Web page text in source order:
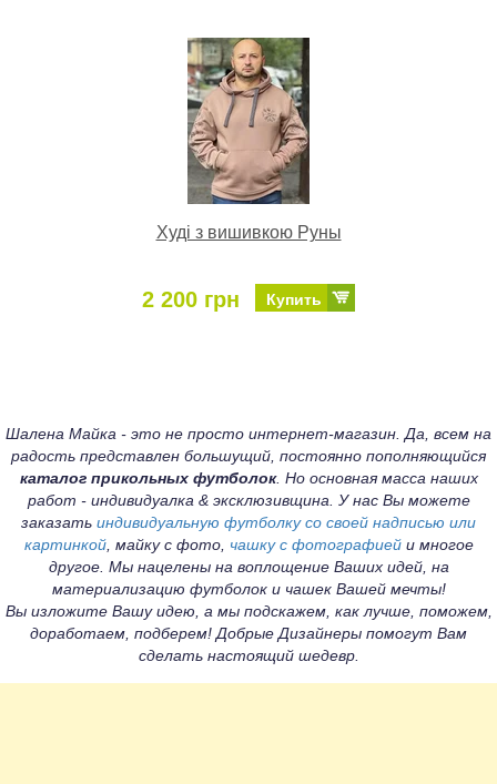
Худі з вишивкою Руны
2 200 грн Купить
Шалена Майка - это не просто интернет-магазин. Да, всем на
радость представлен большущий, постоянно пополняющийся
каталог прикольных футболок. Но основная масса наших
работ - индивидуалка & эксклюзивщина. У нас Вы можете
заказать индивидуальную футболку со своей надписью или
картинкой, майку с фото, чашку с фотографиейи многое
другое. Мы нацелены на воплощение Ваших идей, на
материализацию футболок и чашек Вашей мечты!
Вы изложите Вашу идею, а мы подскажем, как лучше, поможем,
доработаем, подберем! Добрые Дизайнеры помогут Вам
сделать настоящий шедевр.